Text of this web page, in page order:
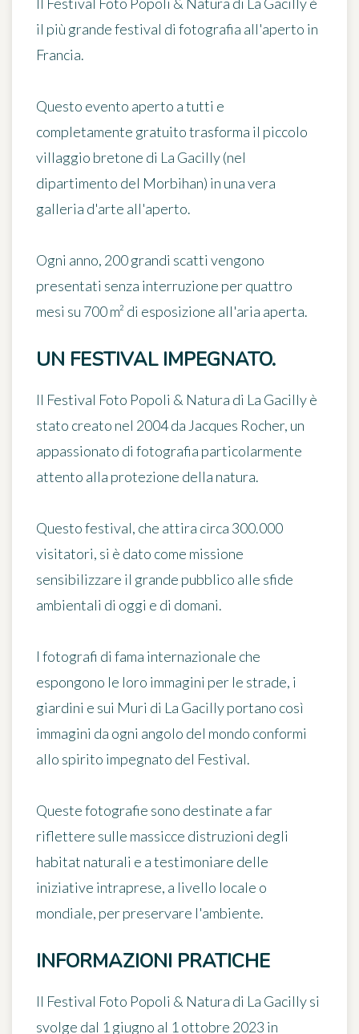
il più grande festival di fotografia all'aperto in
Francia.
Questo evento aperto a tutti e
completamente gratuito trasforma il piccolo
villaggio bretone di La Gacilly (nel
dipartimento del Morbihan) in una vera
galleria d'arte all'aperto.
Ogni anno, 200 grandi scatti vengono
presentati senza interruzione per quattro
mesi su 700 m² di esposizione all'aria aperta.
UN FESTIVAL IMPEGNATO.
Il Festival Foto Popoli & Natura di La Gacilly è
stato creato nel 2004 da Jacques Rocher, un
appassionato di fotografia particolarmente
attento alla protezione della natura.
Questo festival, che attira circa 300.000
visitatori, si è dato come missione
sensibilizzare il grande pubblico alle sfide
ambientali di oggi e di domani.
I fotografi di fama internazionale che
espongono le loro immagini per le strade, i
giardini e sui Muri di La Gacilly portano così
immagini da ogni angolo del mondo conformi
allo spirito impegnato del Festival.
Queste fotografie sono destinate a far
riflettere sulle massicce distruzioni degli
habitat naturali e a testimoniare delle
iniziative intraprese, a livello locale o
mondiale, per preservare l'ambiente.
INFORMAZIONI PRATICHE
Il Festival Foto Popoli & Natura di La Gacilly si
svolge dal 1 giugno al 1 ottobre 2023 in